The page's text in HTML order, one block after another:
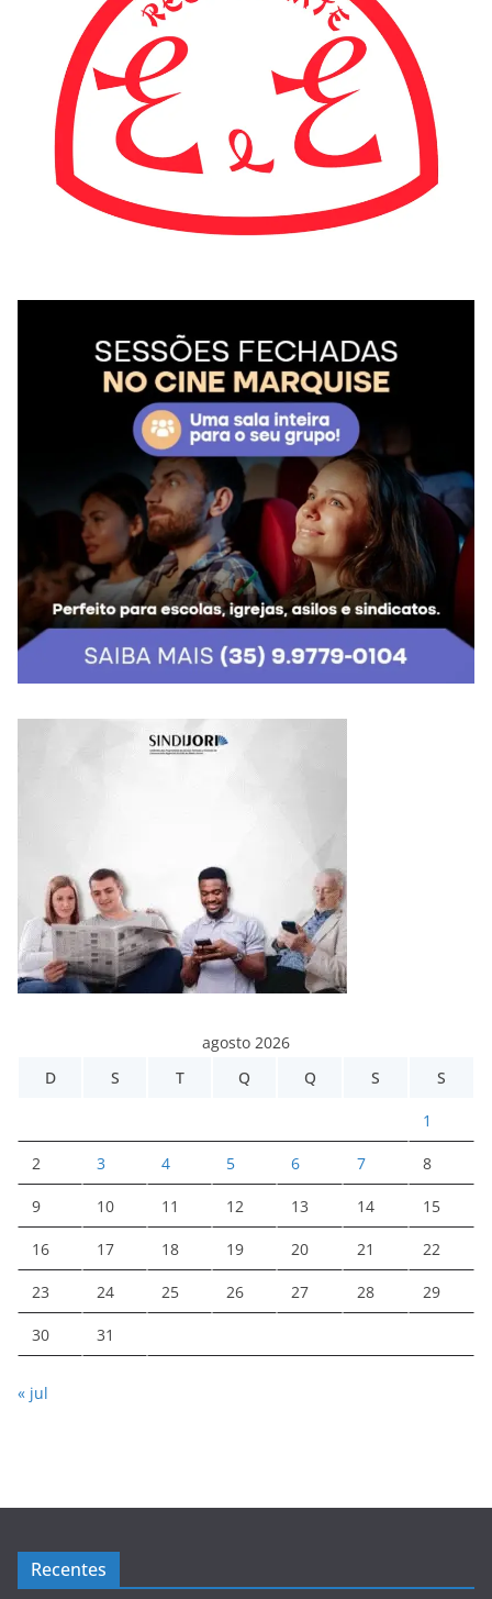
agosto 2026
D
S T Q Q S S
1
2 3 4 5 6 7 8
9 10 11 12 13 14 15
16 17 18 19 20 21 22
23 24 25 26 27 28 29
30 31
« jul
Recentes